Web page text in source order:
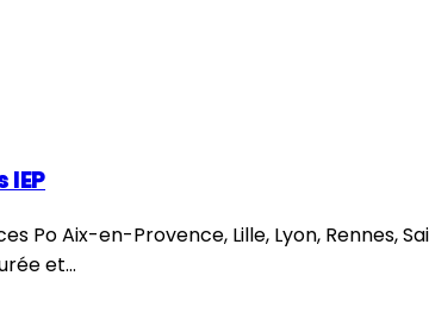
Po Aix-en-Provence, Lille, Lyon, Rennes,
et...